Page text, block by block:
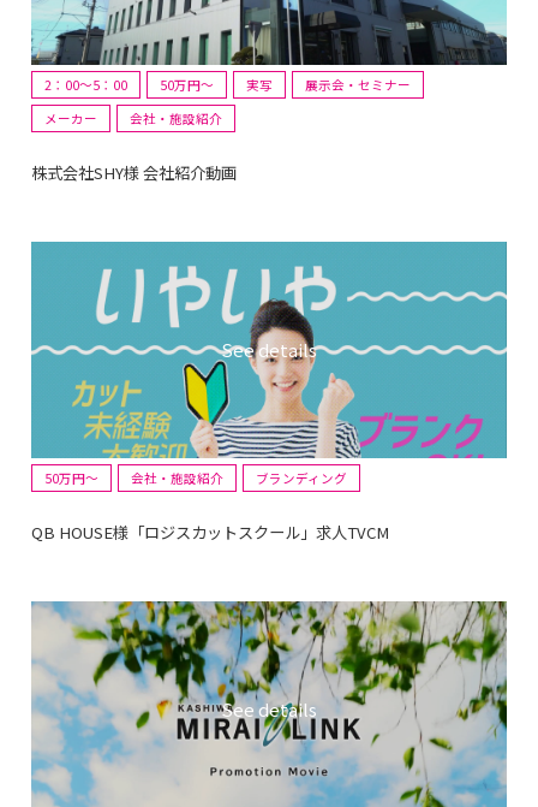
2：00～5：00 50万円〜 実写
展示会・セミナー
メーカー
会社・施設紹介
株式会社SHY様 会社紹介動画
50万円〜 会社・施設紹介 ブランディング
QB HOUSE様「ロジスカットスクール」求人TVCM